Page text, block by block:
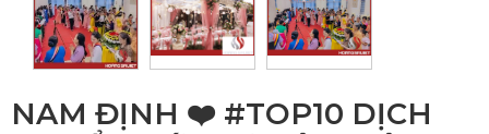
NAM ĐỊNH ❤️️ #TOP10 DỊCH